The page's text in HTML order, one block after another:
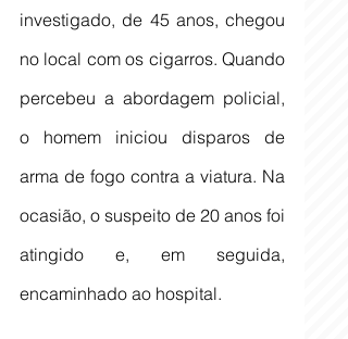
investigado, de 45 anos, chegou
no local com os cigarros. Quando
percebeu a abordagem policial,
o homem iniciou disparos de
arma de fogo contra a viatura. Na
ocasião, o suspeito de 20 anos foi
atingido e, em seguida,
encaminhado ao hospital.